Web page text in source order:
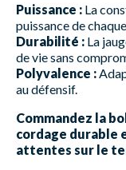
Puissance : La
puissance de
Durabilité : La
de vie sans
Polyvalence :
au défensif.
Commandez la
cordage durable
attentes sur le